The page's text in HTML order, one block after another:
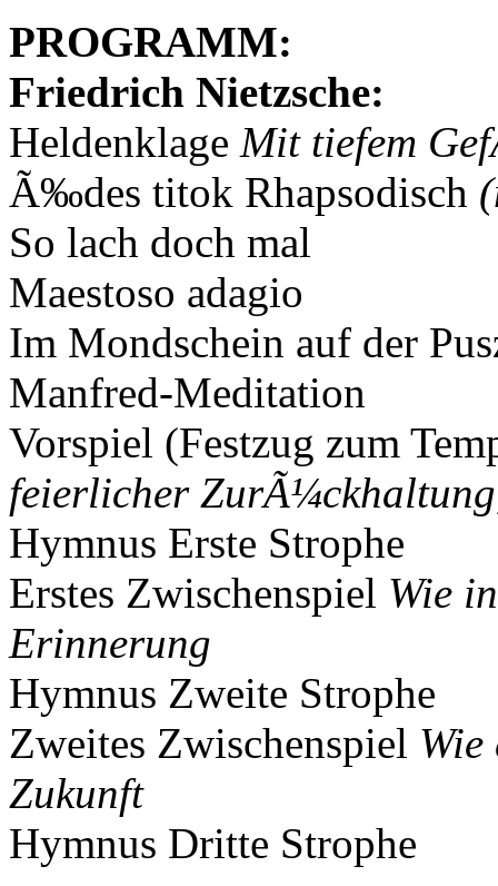
PROGRAMM:
Friedrich Nietzsche:
Heldenklage Mit tiefem
Ã‰des titok Rhapsodisch
So lach doch mal
Maestoso adagio
Im Mondschein auf der
Manfred-Meditation
Vorspiel (Festzug zum
feierlicher
Hymnus Erste Strophe
Erstes Zwischenspiel Wie
Erinnerung
Hymnus Zweite Strophe
Zweites Zwischenspiel
Zukunft
Hymnus Dritte Strophe